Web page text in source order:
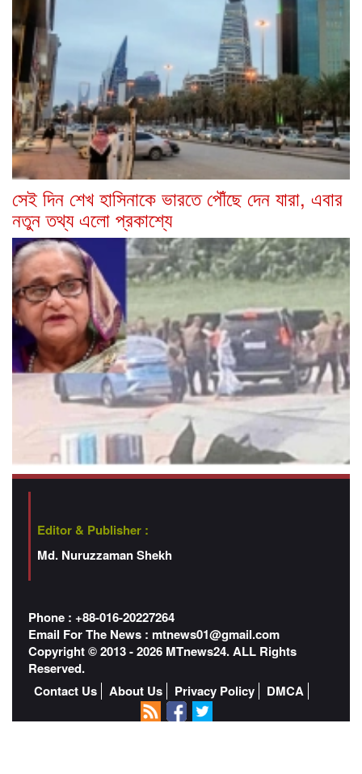
সেই দিন শেখ হাসিনাকে ভারতে পৌঁছে দেন যারা, এবার
নতুন তথ্য এলো প্রকাশ্যে
Editor & Publisher :
Md. Nuruzzaman Shekh
Phone : +88-016-20227264
Email For The News : mtnews01@gmail.com
Copyright © 2013 - 2026 MTnews24. ALL Rights
Reserved.
Contact Us
About Us Privacy Policy DMCA